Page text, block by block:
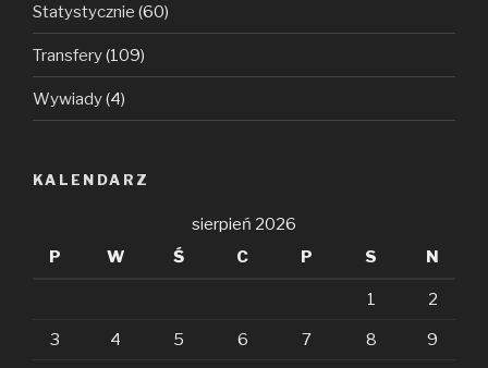
Statystycznie (60)
Transfery(109)
Wywiady(4)
KALENDARZ
sierpień 2026
P
W Ś C P S N
1 2
3 4 5 6 7 8 9